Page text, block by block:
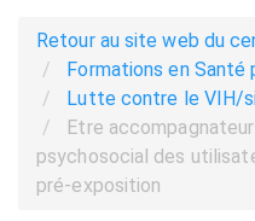
Retour au site web du
Formations en Santé
Lutte contre le VIH/
Etre
psychosocial des
pré-exposition